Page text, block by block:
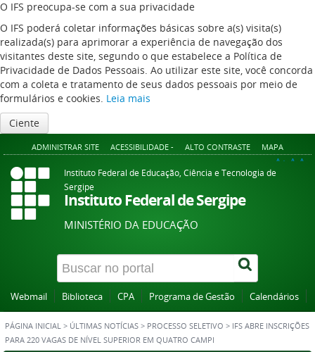
O IFS preocupa-se com a sua privacidade
O IFS poderá coletar informações básicas sobre a(s) visita(s)
realizada(s) para aprimorar a experiência de navegação dos
visitantes deste site, segundo o que estabelece a Política de
Privacidade de Dados Pessoais. Ao utilizar este site, você concorda
com a coleta e tratamento de seus dados pessoais por meio de
formulários e cookies. Leia mais
Ciente
ADMINISTRAR SITE ACESSIBILIDADE - ALTO CONTRASTE MAPA
A+ A A-
Instituto Federal de Educação, Ciência e Tecnologia de
Sergipe
Instituto Federal de Sergipe
MINISTÉRIO DA EDUCAÇÃO
Webmail Biblioteca CPA Programa de Gestão Calendários
PÁGINA INICIAL > ÚLTIMAS NOTÍCIAS > PROCESSO SELETIVO > IFS ABRE INSCRIÇÕES
PARA 220 VAGAS DE NÍVEL SUPERIOR EM QUATRO CAMPI